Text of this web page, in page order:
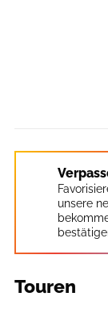
unsere
Touren